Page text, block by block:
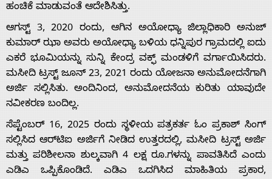
Home
ಹಂಚಿಕೆ ಮಾಡುವಂತೆ ಆದೇಶಿಸಿತ್ತು.
ಆಗಸ್ಟ್ 3, 2020 ರಂದು, ಆಗಿನ ಅಯೋಧ್ಯಾ ಜಿಲ್ಲಾಧಿಕಾರಿ ಅನುಜ್
ಕುಮಾರ್ ಝಾ ಅವರು ಅಯೋಧ್ಯಾ ಬಳಿಯ ಧನ್ನಿಪುರ ಗ್ರಾಮದಲ್ಲಿ ಐದು
ಎಕರೆ ಭೂಮಿಯನ್ನು ಸುನ್ನಿ ಕೇಂದ್ರ ವಕ್ಫ್ ಮಂಡಳಿಗೆ ವರ್ಗಾಯಿಸಿದರು.
ಮಸೀದಿ ಟ್ರಸ್ಟ್ ಜೂನ್ 23, 2021 ರಂದು ಯೋಜನಾ ಅನುಮೋದನೆಗಾಗಿ
ಅರ್ಜಿ ಸಲ್ಲಿಸಿತು. ಅಂದಿನಿಂದ, ಅನುಮೋದನೆಯ ಕುರಿತು ಯಾವುದೇ
ನವೀಕರಣ ಬಂದಿಲ್ಲ.
ಸೆಪ್ಟೆಂಬರ್ 16, 2025 ರಂದು ಸ್ಥಳೀಯ ಪತ್ರಕರ್ತ ಓಂ ಪ್ರಕಾಶ್ ಸಿಂಗ್
ಸಲ್ಲಿಸಿದ ಆರ್‌ಟಿಐ ಅರ್ಜಿಗೆ ನೀಡಿದ ಉತ್ತರದಲ್ಲಿ, ಮಸೀದಿ ಟ್ರಸ್ಟ್ ಅರ್ಜಿ
ಮತ್ತು ಪರಿಶೀಲನಾ ಶುಲ್ಕವಾಗಿ 4 ಲಕ್ಷ ರೂ.ಗಳನ್ನು ಪಾವತಿಸಿದೆ ಎಂದು
ಎಡಿಎ ಒಪ್ಪಿಕೊಂಡಿದೆ. ಎಡಿಎ ಒದಗಿಸಿದ ಮಾಹಿತಿಯ ಪ್ರಕಾರ,